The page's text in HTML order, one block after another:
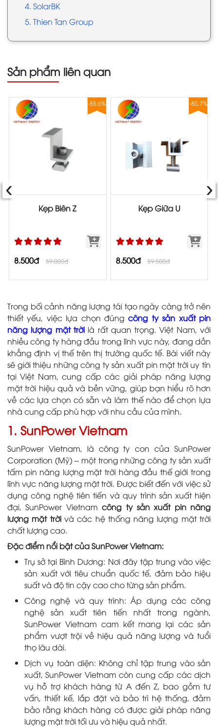
4. SolarBK
5. Thien Tan Group
Sản phẩm liên quan
-85.6%
Kẹp Biên Z
8.500đ 59.000đ
-85.7%
Kẹp Giữa U
8.500đ 59.500đ
‹ ›
Trong bối cảnh năng lượng tái tạo ngày càng trở nên
thiết yếu, việc lựa chọn đúngcông ty sản xuất pin
năng lượng mặt trờilà rất quan trọng. Việt Nam, với
nhiều công ty hàng đầu trong lĩnh vực này, đang dần
khẳng định vị thế trên thị trường quốc tế. Bài viết này
sẽ giới thiệu những công ty sản xuất pin mặt trời uy tín
tại Việt Nam, cung cấp các giải pháp năng lượng
mặt trời hiệu quả và bền vững, giúp bạn hiểu rõ hơn
về các lựa chọn có sẵn và làm thế nào để chọn lựa
nhà cung cấp phù hợp với nhu cầu của mình.
1. SunPower Vietnam
SunPower Vietnam, là công ty con của SunPower
Corporation (Mỹ) – một trong những công ty sản xuất
tấm pin năng lượng mặt trời hàng đầu thế giới trong
lĩnh vực năng lượng mặt trời. Được biết đến với việc sử
dụng công nghệ tiên tiến và quy trình sản xuất hiện
đại, SunPower Vietnamcông ty sản xuất pin năng
lượng mặt trờivà các hệ thống năng lượng mặt trời
chất lượng cao.
Đặc điểm nổi bật của SunPower Vietnam:
Trụ sở tại Bình Dương: Nơi đây tập trung vào việc
sản xuất với tiêu chuẩn quốc tế, đảm bảo hiệu
suất và độ tin cậy cao cho từng sản phẩm.
Công nghệ và quy trình: Áp dụng các công
nghệ sản xuất tiên tiến nhất trong ngành,
SunPower Vietnam cam kết mang lại các sản
phẩm vượt trội về hiệu quả năng lượng và tuổi
thọ lâu dài.
Dịch vụ toàn diện: Không chỉ tập trung vào sản
xuất, SunPower Vietnam còn cung cấp các dịch
vụ hỗ trợ khách hàng từ A đến Z, bao gồm tư
vấn, thiết kế, lắp đặt và bảo trì hệ thống, đảm
bảo rằng khách hàng có được giải pháp năng
lượng mặt trời tối ưu và hiệu quả nhất.